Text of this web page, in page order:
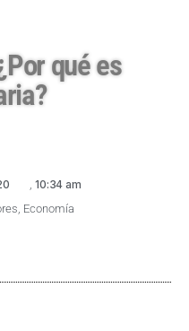
qué es
, 10:34 am
, Economía